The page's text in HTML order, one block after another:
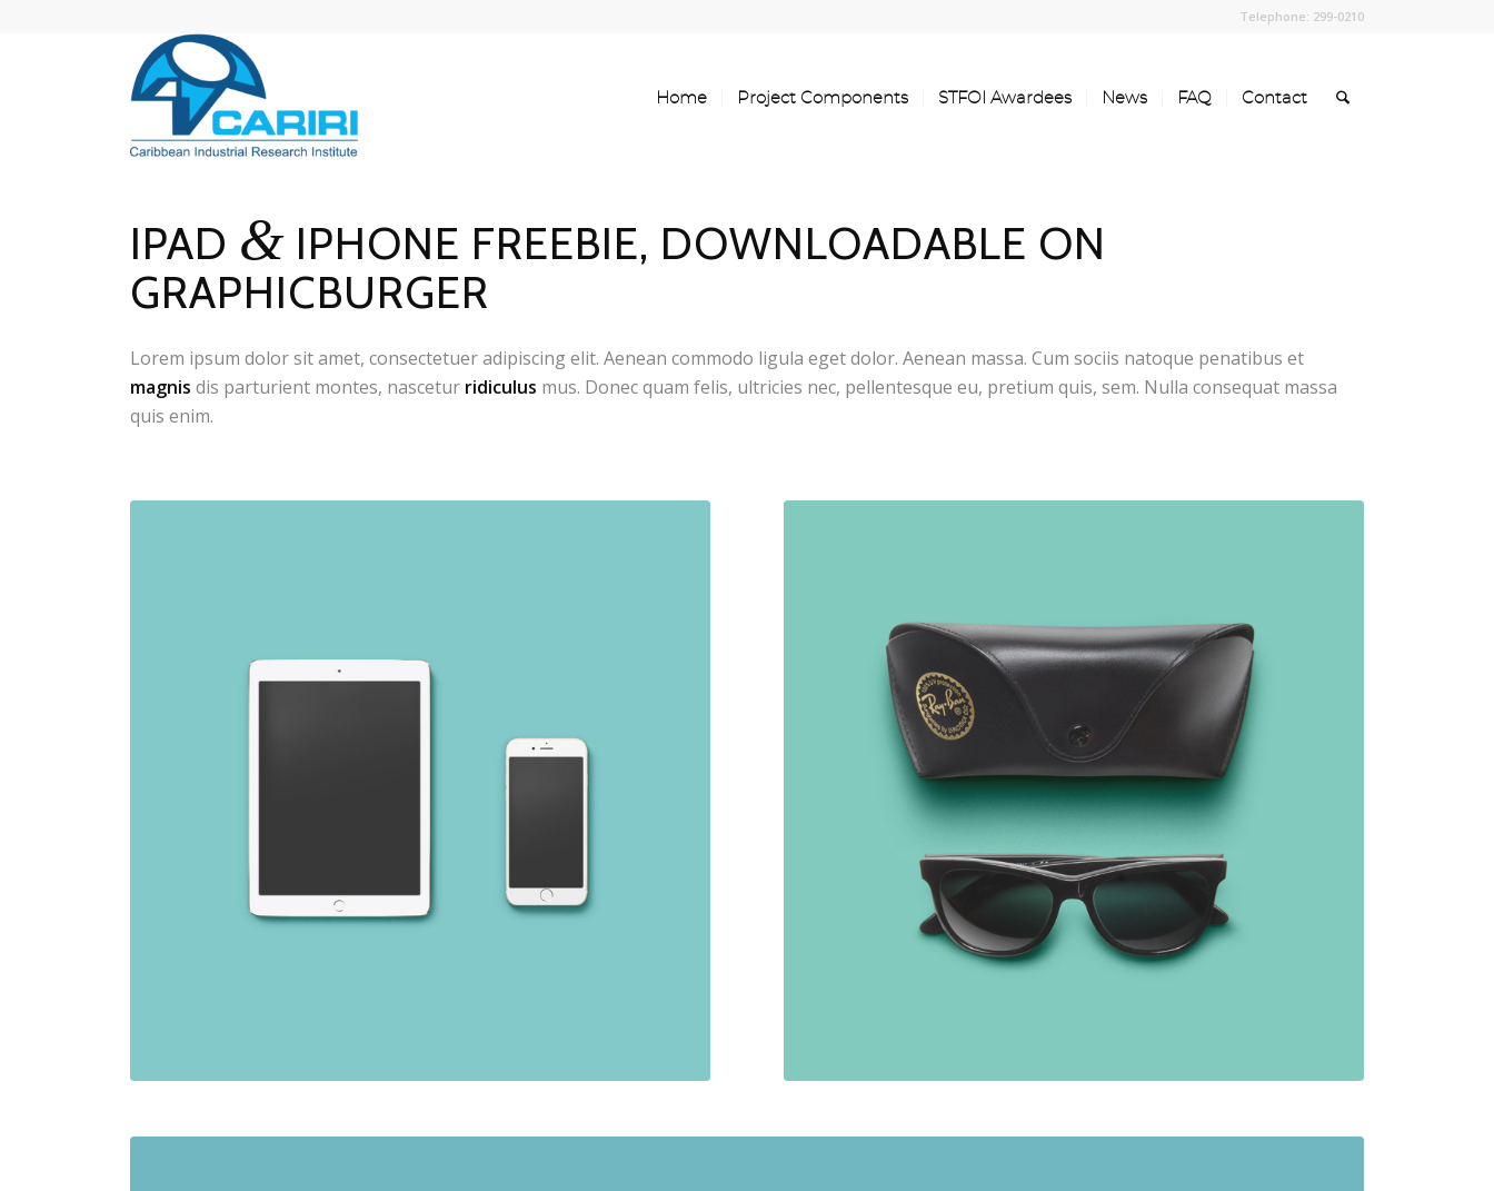
Telephone: 299-0210
Home Project Components STFOI Awardees News FAQ Contact
IPAD & IPHONE FREEBIE, DOWNLOADABLE ON
GRAPHICBURGER
Lorem ipsum dolor sit amet, consectetuer adipiscing elit. Aenean commodo ligula eget dolor. Aenean massa. Cum sociis natoque penatibus et
magnis dis parturient montes, nascetur ridiculus mus. Donec quam felis, ultricies nec, pellentesque eu, pretium quis, sem. Nulla consequat massa
quis enim.